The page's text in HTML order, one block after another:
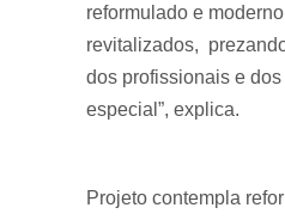
t
e
o
reformulado e
revitalizados,
dos profissionais e
especial”, explica.
Projeto contempla